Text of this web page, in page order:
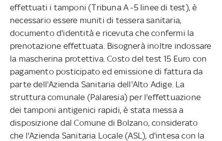
effettuati i tamponi (Tribuna A -5 linee di test), è
necessario essere muniti di tessera sanitaria,
documento d'identità e ricevuta che confermi la
prenotazione effettuata. Bisognerà inoltre indossare
la mascherina protettiva. Costo del test 15 Euro con
pagamento posticipato ed emissione di fattura da
parte dell'Azienda Sanitaria dell'Alto Adige. La
struttura comunale (Palaresia) per l'effettuazione
dei tamponi antigenici rapidi, è stata messa a
disposizione dal Comune di Bolzano, considerato
che l'Azienda Sanitaria Locale (ASL), d'intesa con la